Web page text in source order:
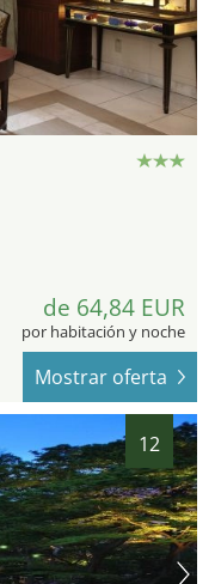
de 64,84 EUR
por habitación y noche
Mostrar oferta
12